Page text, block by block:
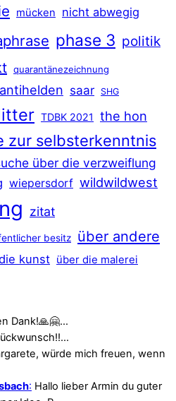
mücken nicht abwegig
phase 3 politik
quarantänezeichnung
saar SHG
TDBK 2021 the hon
zur selbsterkenntnis
über die verzweiflung
wiepersdorf wildwildwest
zitat
besitz über andere
kunst über die malerei
Dank!🙏🤗…
würde mich freuen, wenn
: Hallo lieber Armin du guter